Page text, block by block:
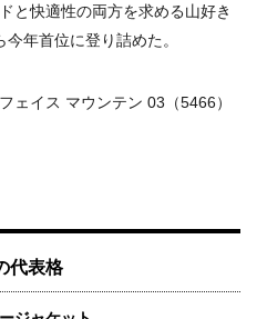
と快適性の両方を求める山好き
年首位に登り詰めた。
ェイス マウンテン 03（5466）
代表格